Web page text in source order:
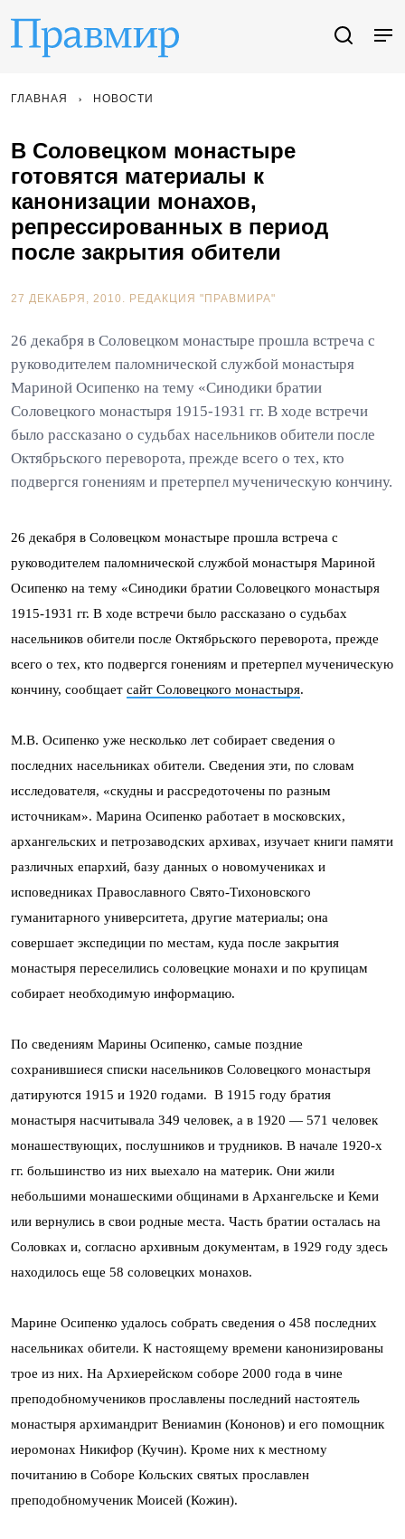
ГЛАВНАЯ НОВОСТИ
В Соловецком монастыре
готовятся материалы к
канонизации монахов,
репрессированных в период
после закрытия обители
27 ДЕКАБРЯ, 2010. РЕДАКЦИЯ "ПРАВМИРА"
26 декабря в Соловецком монастыре прошла встреча с
руководителем паломнической службой монастыря
Мариной Осипенко на тему «Синодики братии
Соловецкого монастыря 1915-1931 гг. В ходе встречи
было рассказано о судьбах насельников обители после
Октябрьского переворота, прежде всего о тех, кто
подвергся гонениям и претерпел мученическую кончину.
26 декабря в Соловецком монастыре прошла встреча с
руководителем паломнической службой монастыря Мариной
Осипенко на тему «Синодики братии Соловецкого монастыря
1915-1931 гг. В ходе встречи было рассказано о судьбах
насельников обители после Октябрьского переворота, прежде
всего о тех, кто подвергся гонениям и претерпел мученическую
кончину, сообщает сайт Соловецкого монастыря.
М.В. Осипенко уже несколько лет собирает сведения о
последних насельниках обители. Сведения эти, по словам
исследователя, «скудны и рассредоточены по разным
источникам». Марина Осипенко работает в московских,
архангельских и петрозаводских архивах, изучает книги памяти
различных епархий, базу данных о новомучениках и
исповедниках Православного Свято-Тихоновского
гуманитарного университета, другие материалы; она
совершает экспедиции по местам, куда после закрытия
монастыря переселились соловецкие монахи и по крупицам
собирает необходимую информацию.
По сведениям Марины Осипенко, самые поздние
сохранившиеся списки насельников Соловецкого монастыря
датируются 1915 и 1920 годами. В 1915 году братия
монастыря насчитывала 349 человек, а в 1920 — 571 человек
монашествующих, послушников и трудников. В начале 1920-х
гг. большинство из них выехало на материк. Они жили
небольшими монашескими общинами в Архангельске и Кеми
или вернулись в свои родные места. Часть братии осталась на
Соловках и, согласно архивным документам, в 1929 году здесь
находилось еще 58 соловецких монахов.
Марине Осипенко удалось собрать сведения о 458 последних
насельниках обители. К настоящему времени канонизированы
трое из них. На Архиерейском соборе 2000 года в чине
преподобномучеников прославлены последний настоятель
монастыря архимандрит Вениамин (Кононов) и его помощник
иеромонах Никифор (Кучин). Кроме них к местному
почитанию в Соборе Кольских святых прославлен
преподобномученик Моисей (Кожин).